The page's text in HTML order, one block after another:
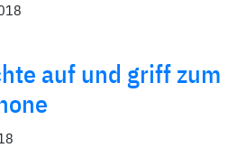
auf und griff zum